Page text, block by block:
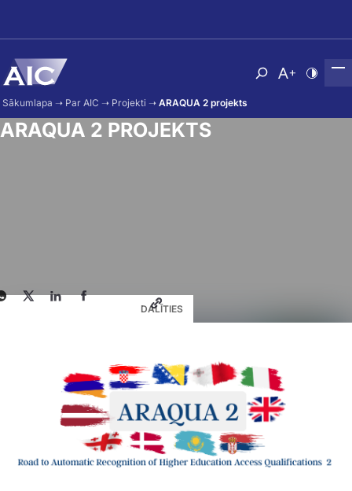
AtvērtNomainīt
Sākumlapa ➝ Par AIC ➝ Projekti ➝ ARAQUA 2 projekts
ARAQUA 2 PROJEKTS
DALĪTIES